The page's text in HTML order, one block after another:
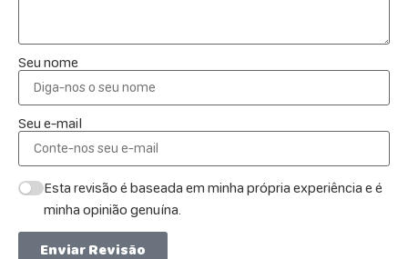
Seu nome
Seu e-mail
Esta revisão é baseada em minha própria experiência e é
minha opinião genuína.
Enviar Revisão